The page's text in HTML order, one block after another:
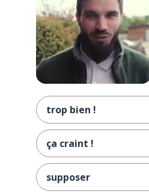
trop bien !
ça craint !
supposer